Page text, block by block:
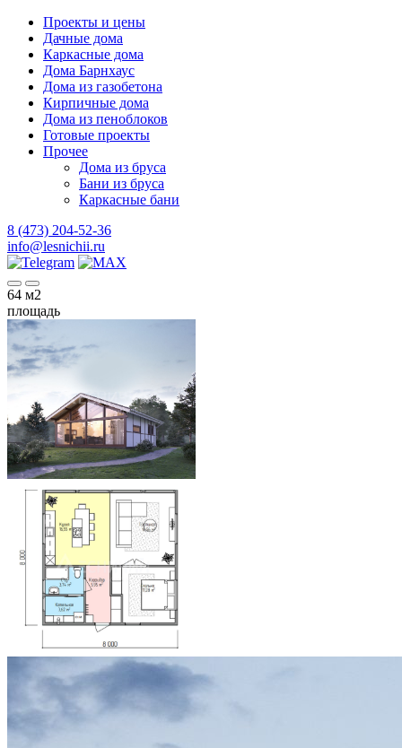
Проекты и цены
Дачные дома
Каркасные дома
Дома Барнхаус
Дома из газобетона
Кирпичные дома
Дома из пеноблоков
Готовые проекты
Прочее
Дома из бруса
Бани из бруса
Каркасные бани
8 (473) 204-52-36
info@lesnichii.ru
64 м2
площадь